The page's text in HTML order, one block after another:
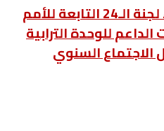
ددت الأردن، أمام أعضاء لجنة الـ24 التابعة للأمم
للوحدة الترابية
الاجتماع السنوي